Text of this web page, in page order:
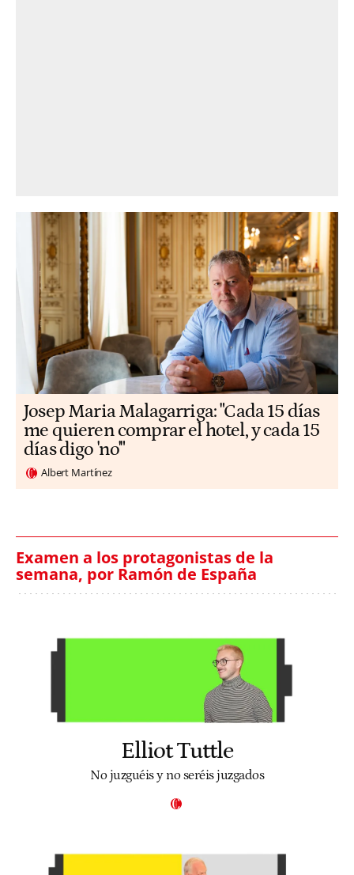
​​Josep Maria Malagarriga: "Cada 15 días
me quieren comprar el hotel, y cada 15
días digo 'no'"
Albert Martínez
Examen a los protagonistas de la
semana, por Ramón de España
Elliot Tuttle
No juzguéis y no seréis juzgados